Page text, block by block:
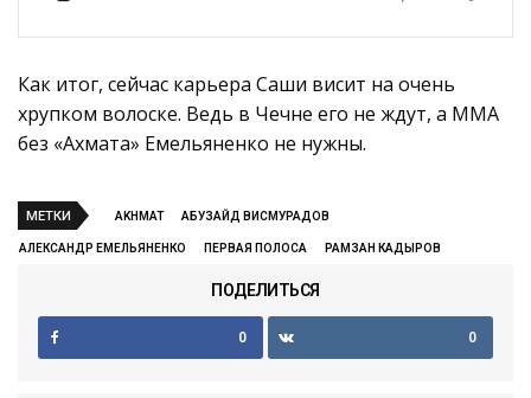
Как итог, сейчас карьера Саши висит на очень
хрупком волоске. Ведь в Чечне его не ждут, а ММА
без «Ахмата» Емельяненко не нужны.
МЕТКИ AKHMAT АБУЗАЙД ВИСМУРАДОВ
АЛЕКСАНДР ЕМЕЛЬЯНЕНКО ПЕРВАЯ ПОЛОСА РАМЗАН КАДЫРОВ
ПОДЕЛИТЬСЯ
0 0